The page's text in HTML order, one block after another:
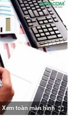
Xem toàn màn hình